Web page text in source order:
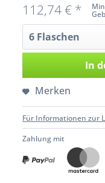
112,74 € *
In
Merken
Für Informationen zur
Zahlung mit